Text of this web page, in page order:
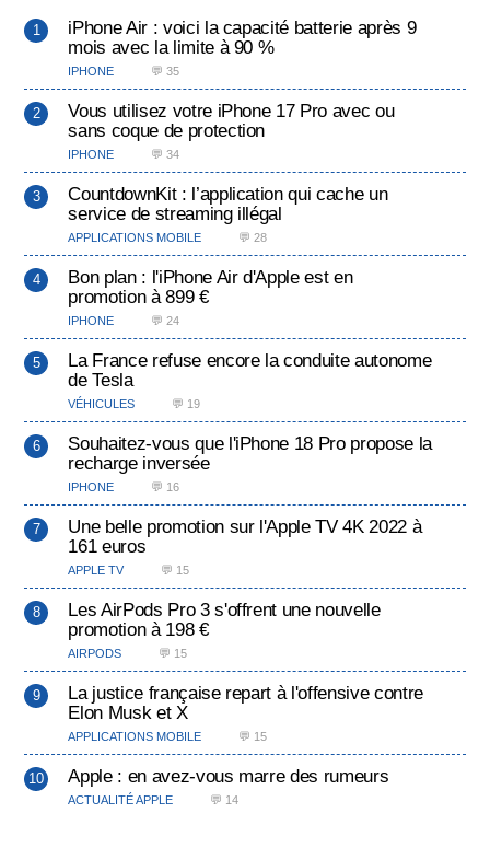
iPhone Air : voici la capacité batterie après 9
mois avec la limite à 90 %
IPHONE 💬 35
Vous utilisez votre iPhone 17 Pro avec ou
sans coque de protection
IPHONE 💬 34
CountdownKit : l’application qui cache un
service de streaming illégal
APPLICATIONS MOBILE 💬 28
Bon plan : l'iPhone Air d'Apple est en
promotion à 899 €
IPHONE 💬 24
La France refuse encore la conduite autonome
de Tesla
VÉHICULES 💬 19
Souhaitez-vous que l'iPhone 18 Pro propose la
recharge inversée
IPHONE 💬 16
Une belle promotion sur l'Apple TV 4K 2022 à
161 euros
APPLE TV 💬 15
Les AirPods Pro 3 s'offrent une nouvelle
promotion à 198 €
AIRPODS 💬 15
La justice française repart à l'offensive contre
Elon Musk et X
APPLICATIONS MOBILE 💬 15
Apple : en avez-vous marre des rumeurs
ACTUALITÉ APPLE 💬 14